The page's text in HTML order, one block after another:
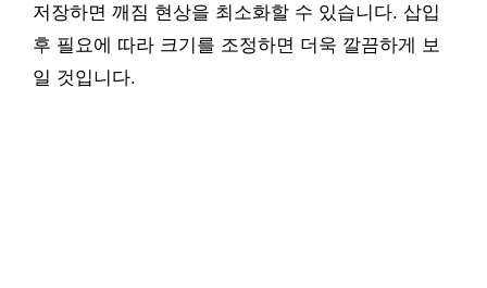
저장하면 깨짐 현상을 최소화할 수 있습니다. 삽입
후 필요에 따라 크기를 조정하면 더욱 깔끔하게 보
일 것입니다.